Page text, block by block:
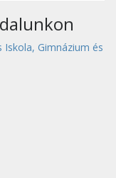
Iskola, Gimnázium és